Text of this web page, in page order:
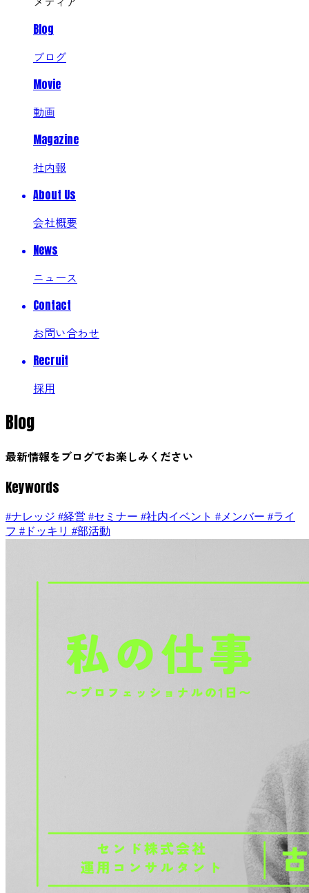
Blog
ブログ
Movie
動画
Magazine
社内報
About Us
会社概要
News
ニュース
Contact
お問い合わせ
Recruit
採用
Blog
最新情報をブログでお楽しみください
Keywords
#ナレッジ #経営 #セミナー #社内イベント #メンバー #ライ
フ #ドッキリ #部活動